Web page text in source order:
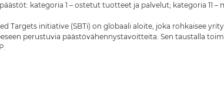
kategoria 1 – ostetut tuotteet ja palvelut; kategoria 11
Targets initiative (SBTi) on globaali aloite, joka rohkaisee
perustuvia päästövähennystavoitteita. Sen taustalla